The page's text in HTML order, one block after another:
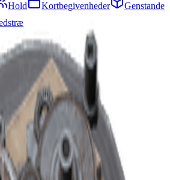
Hold Kortbegivenheder
Genstande